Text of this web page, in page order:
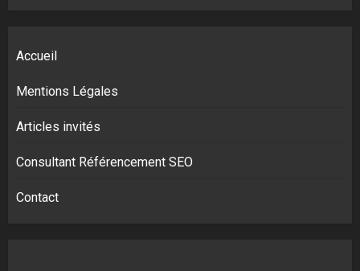
Accueil
Mentions Légales
Articles invités
Consultant Référencement SEO
Contact